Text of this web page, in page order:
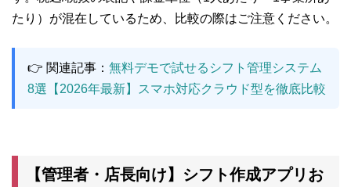
たり）が混在しているため、比較の際はご注意ください。
👉 関連記事： 無料デモで試せるシフト管理システム
8選【2026年最新】スマホ対応クラウド型を徹底比較
【管理者・店長向け】シフト作成アプリお